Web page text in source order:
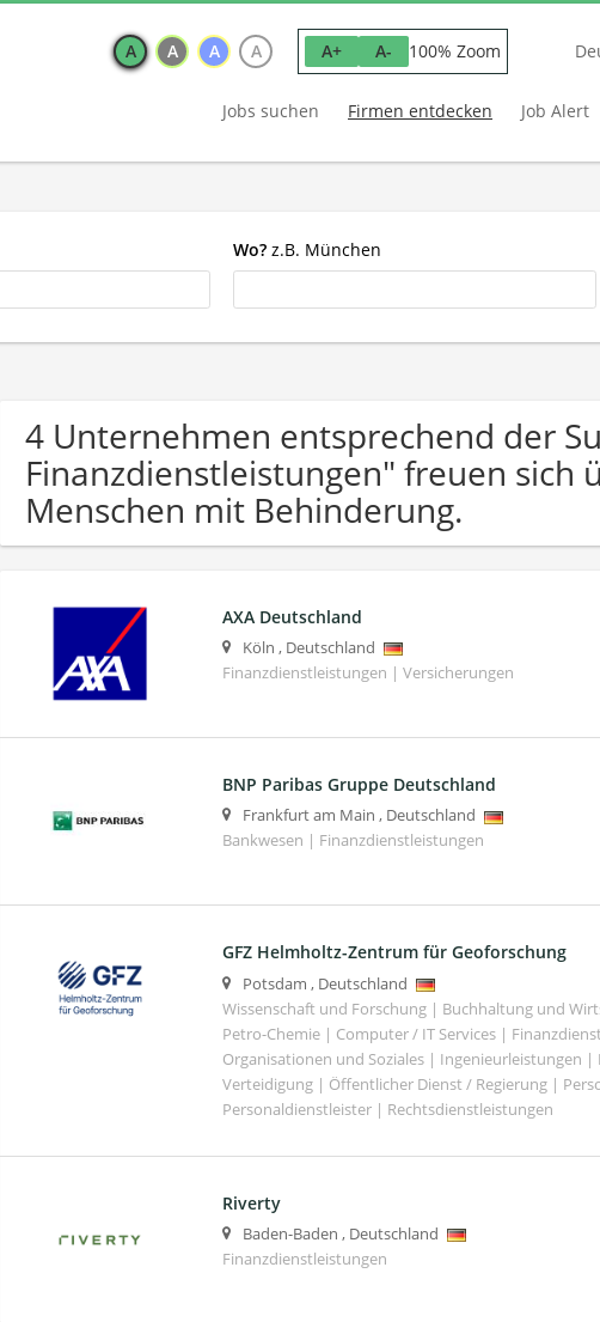
A A A A A+ A- 100% Zoom
Jobs suchen Firmen entdecken Job Alert
Wo? z.B. München
4 Unternehmen entsprechend der
Finanzdienstleistungen" freuen sich
Menschen mit Behinderung.
AXA Deutschland
Köln , Deutschland
Finanzdienstleistungen | Versicherungen
BNP Paribas Gruppe Deutschland
Frankfurt am Main , Deutschland
Bankwesen | Finanzdienstleistungen
GFZ Helmholtz-Zentrum für Geoforschung
Potsdam , Deutschland
Wissenschaft und Forschung | Buchhaltung und
Petro-Chemie | Computer / IT Services |
Organisationen und Soziales | Ingenieurleistungen
Verteidigung | Öffentlicher Dienst / Regierung |
Personaldienstleister | Rechtsdienstleistungen
Riverty
Baden-Baden , Deutschland
Finanzdienstleistungen